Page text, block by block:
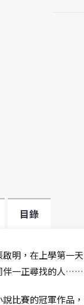
目錄
明，在上學第一
伴一正尋找的人……
比賽的冠軍作品